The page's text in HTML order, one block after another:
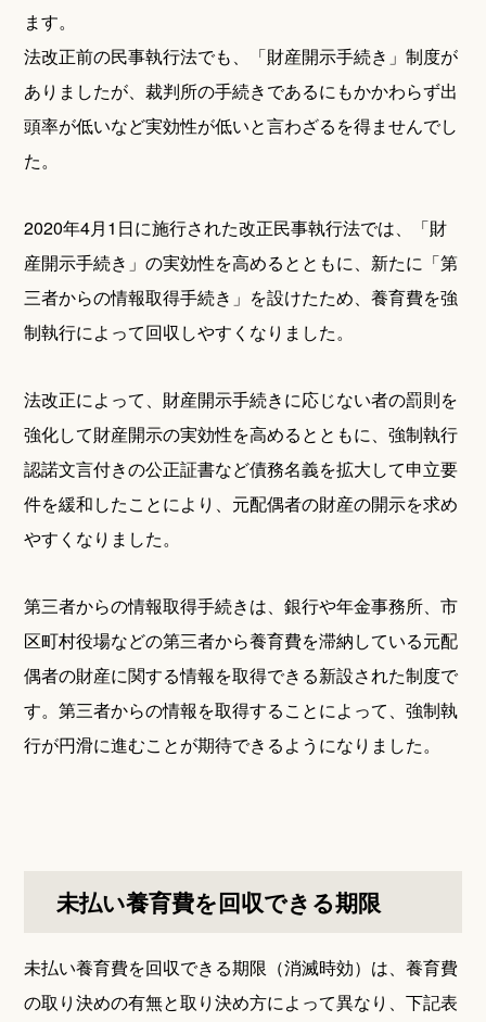
ます。
法改正前の民事執行法でも、「財産開示手続き」制度が
ありましたが、裁判所の手続きであるにもかかわらず出
頭率が低いなど実効性が低いと言わざるを得ませんでし
た。
2020年4月1日に施行された改正民事執行法では、「財
産開示手続き」の実効性を高めるとともに、新たに「第
三者からの情報取得手続き」を設けたため、養育費を強
制執行によって回収しやすくなりました。
法改正によって、財産開示手続きに応じない者の罰則を
強化して財産開示の実効性を高めるとともに、強制執行
認諾文言付きの公正証書など債務名義を拡大して申立要
件を緩和したことにより、元配偶者の財産の開示を求め
やすくなりました。
第三者からの情報取得手続きは、銀行や年金事務所、市
区町村役場などの第三者から養育費を滞納している元配
偶者の財産に関する情報を取得できる新設された制度で
す。第三者からの情報を取得することによって、強制執
行が円滑に進むことが期待できるようになりました。
未払い養育費を回収できる期限
未払い養育費を回収できる期限（消滅時効）は、養育費
の取り決めの有無と取り決め方によって異なり、下記表